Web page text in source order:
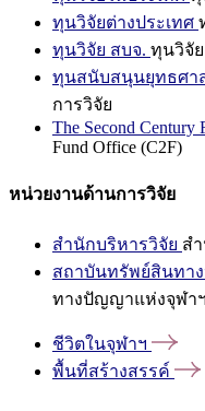
ทุนวิจัยต่างประเทศ
ทุนวิจัย สบจ. ทุนวิจั
ทุนสนับสนุนยุทธศา
การวิจัย
The Second Century
Fund Office (C2F)
หน่วยงานด้านการวิจัย
สำนักบริหารวิจัย ส
สถาบันทรัพย์สินทา
ทางปัญญาแห่งจุฬาฯ
ชีวิตในจุฬาฯ
พื้นที่สร้างสรรค์